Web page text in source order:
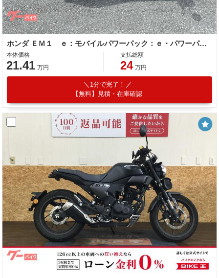
ホンダ ＥＭ１ ｅ：モバイルパワーパック：ｅ・パワーパックチャージャー：ｅセット付 フロントディスクブレーキ
本体価格
21.41 万円
支払総額
24 万円
1分で完了！
【無料】見積・在庫確認